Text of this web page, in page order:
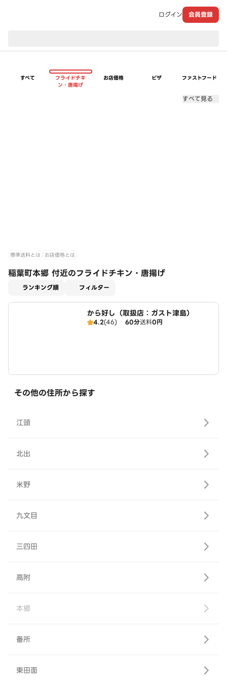
ログイン 会員登録
すべて
フライドチキ
ン・唐揚げ
お店価格 ピザ ファストフード
すべて見る
標準送料とは お店価格とは
稲葉町本郷 付近のフライドチキン・唐揚げ
ランキング順 フィルター
から好し（取扱店：ガスト津島）
4.2(46) 60分送料0円
その他の住所から探す
江頭
北出
米野
九文目
三四田
高附
本郷
番所
東田面